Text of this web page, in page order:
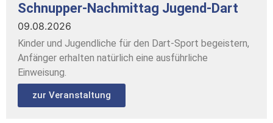
Schnupper-Nachmittag Jugend-Dart
09.08.2026
Kinder und Jugendliche für den Dart-Sport begeistern,
Anfänger erhalten natürlich eine ausführliche
Einweisung.
zur Veranstaltung